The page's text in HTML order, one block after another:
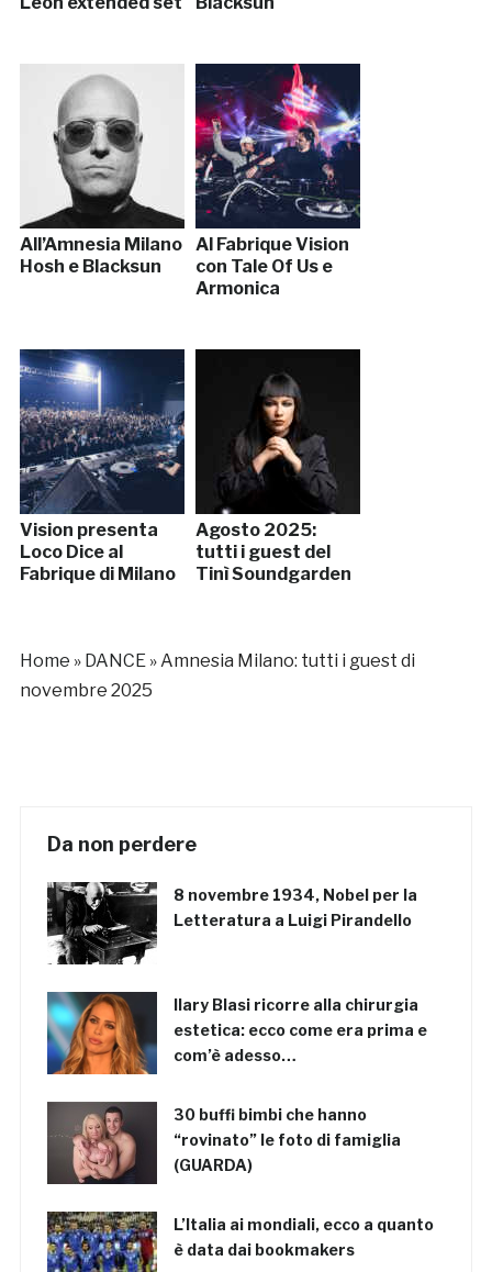
All’Amnesia Milano
Hosh e Blacksun
Al Fabrique Vision
con Tale Of Us e
Armonica
Vision presenta
Loco Dice al
Fabrique di Milano
Agosto 2025:
tutti i guest del
Tinì Soundgarden
Home » DANCE»Amnesia Milano: tutti i guest di
novembre 2025
Da non perdere
8 novembre 1934, Nobel per la
Letteratura a Luigi Pirandello
Ilary Blasi ricorre alla chirurgia
estetica: ecco come era prima e
com’è adesso…
30 buffi bimbi che hanno
“rovinato” le foto di famiglia
(GUARDA)
L’Italia ai mondiali, ecco a quanto
è data dai bookmakers